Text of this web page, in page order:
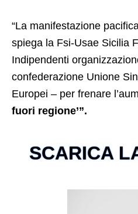
“La manifestazione
spiega la Fsi-Usae Sicilia
Indipendenti
confederazione Unione
Europei – per frenare
fuori regione’”.
SCARICA